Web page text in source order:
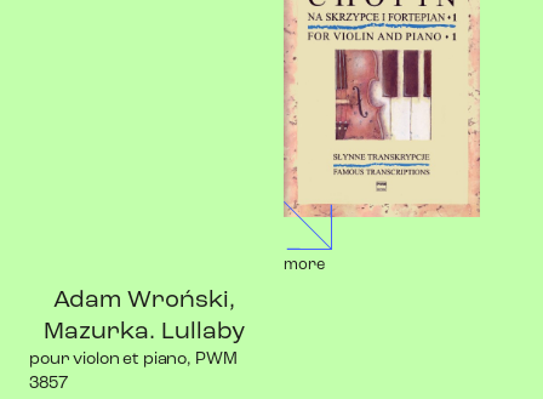
more
Adam Wroński,
Mazurka. Lullaby
pour violon et piano, PWM
3857